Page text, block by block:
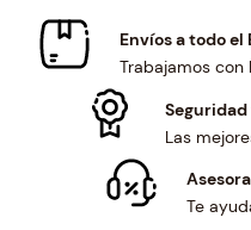
Envíos a todo el
Trabajamos con
Las
Te